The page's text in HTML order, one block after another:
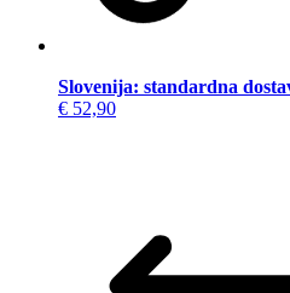
Slovenija: standardna
€ 52,90